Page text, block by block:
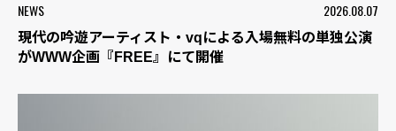
NEWS 2026.08.07
現代の吟遊アーティスト・vqによる入場無料の単独公演
がWWW企画『FREE』にて開催